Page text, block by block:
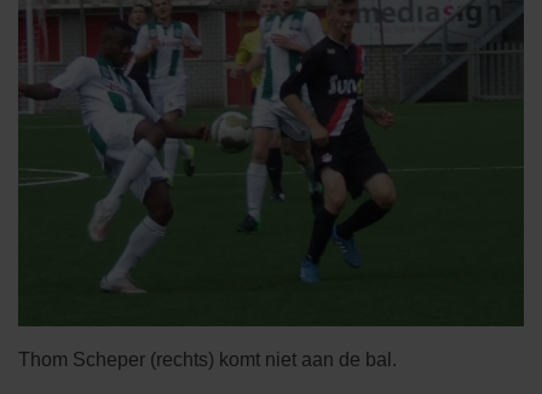
Thom Scheper (rechts) komt niet aan de bal.